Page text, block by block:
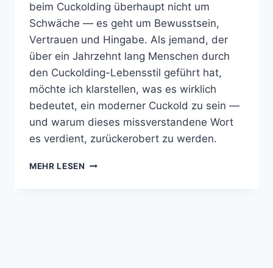
beim Cuckolding überhaupt nicht um
Schwäche — es geht um Bewusstsein,
Vertrauen und Hingabe. Als jemand, der
über ein Jahrzehnt lang Menschen durch
den Cuckolding-Lebensstil geführt hat,
möchte ich klarstellen, was es wirklich
bedeutet, ein moderner Cuckold zu sein —
und warum dieses missverstandene Wort
es verdient, zurückerobert zu werden.
MEHR LESEN WAS